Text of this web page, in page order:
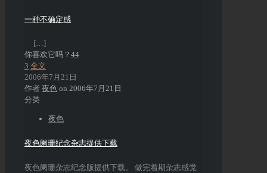
一种不确定感
[…]
你喜欢它吗？ 44
3 全文
2006年7月21日
作者 夜色 on 2006年7月21日
分类
夜色
夜色阑珊纪念杂志提供下载
夜色阑珊杂志纪念版提供下载。 做完着期杂志感觉